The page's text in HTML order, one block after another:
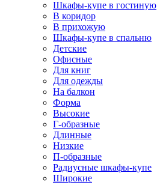
Шкафы-купе в гостиную
В коридор
В прихожую
Шкафы-купе в спальню
Детские
Офисные
Для книг
Для одежды
На балкон
Форма
Высокие
Г-образные
Длинные
Низкие
П-образные
Радиусные шкафы-купе
Широкие